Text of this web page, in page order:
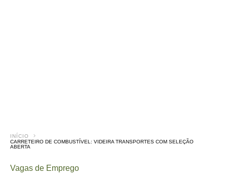
INÍCIO
CARRETEIRO DE COMBUSTÍVEL: VIDEIRA TRANSPORTES COM SELEÇÃO
ABERTA
Vagas de Emprego